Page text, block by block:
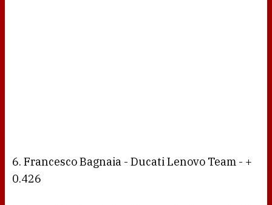
6. Francesco Bagnaia - Ducati Lenovo Team - +
0.426